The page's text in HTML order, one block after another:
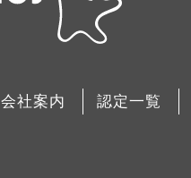
会社案内 認定一覧